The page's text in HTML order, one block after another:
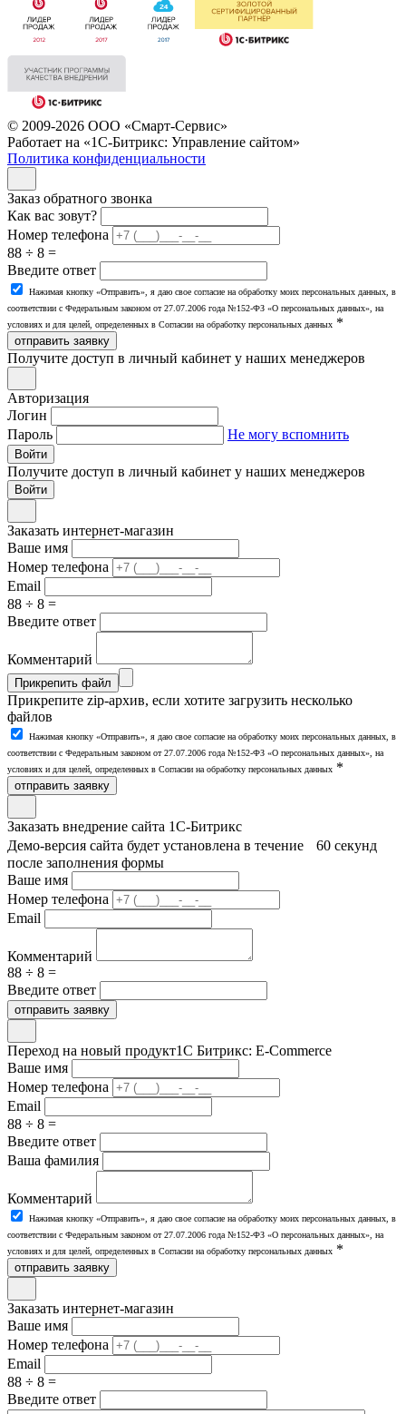
© 2009-2026 ООО «Смарт-Сервис»
Работает на «1С-Битрикс: Управление сайтом»
Политика конфиденциальности
Заказ обратного звонка
Как вас зовут?
Номер телефона
88 ÷ 8 =
Введите ответ
Нажимая кнопку «Отправить», я даю свое согласие на обработку моих персональных данных, в
соответствии с Федеральным законом от 27.07.2006 года №152-ФЗ «О персональных данных», на
условиях и для целей, определенных в Согласии на обработку персональных данных *
отправить заявку
Получите доступ в личный кабинет у наших менеджеров
Авторизация
Логин
Пароль
Не могу вспомнить
Войти
Получите доступ в личный кабинет у наших менеджеров
Заказать интернет-магазин
Ваше имя
Номер телефона
Email
88 ÷ 8 =
Введите ответ
Комментарий
Прикрепить файл
Прикрепите zip-архив, если хотите загрузить несколько
файлов
Нажимая кнопку «Отправить», я даю свое согласие на обработку моих персональных данных, в
соответствии с Федеральным законом от 27.07.2006 года №152-ФЗ «О персональных данных», на
условиях и для целей, определенных в Согласии на обработку персональных данных *
отправить заявку
Заказать внедрение сайта 1С-Битрикс
Демо-версия сайта будет установлена в течение 60 секунд
после заполнения формы
Ваше имя
Номер телефона
Email
Комментарий
88 ÷ 8 =
Введите ответ
отправить заявку
Переход на новый продукт1С Битрикс: E-Commerce
Ваше имя
Номер телефона
Email
88 ÷ 8 =
Введите ответ
Ваша фамилия
Комментарий
Нажимая кнопку «Отправить», я даю свое согласие на обработку моих персональных данных, в
соответствии с Федеральным законом от 27.07.2006 года №152-ФЗ «О персональных данных», на
условиях и для целей, определенных в Согласии на обработку персональных данных *
отправить заявку
Заказать интернет-магазин
Ваше имя
Номер телефона
Email
88 ÷ 8 =
Введите ответ